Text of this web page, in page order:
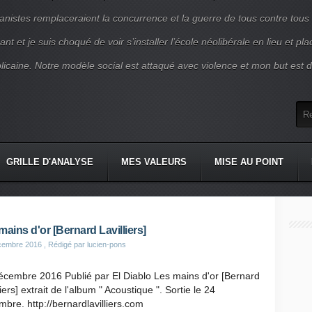
remplaceraient la concurrence et la guerre de tous contre tous
et je suis choqué de voir s’installer l’école néolibérale en lieu et
Notre modèle social est attaqué avec violence et mon but est
GRILLE D'ANALYSE MES VALEURS MISE AU POINT
d'or [Bernard Lavilliers]
2016 , Rédigé par lucien-pons
2016 Publié par El Diablo Les mains d'or [Bernard
extrait de l'album " Acoustique ". Sortie le 24
http://bernardlavilliers.com